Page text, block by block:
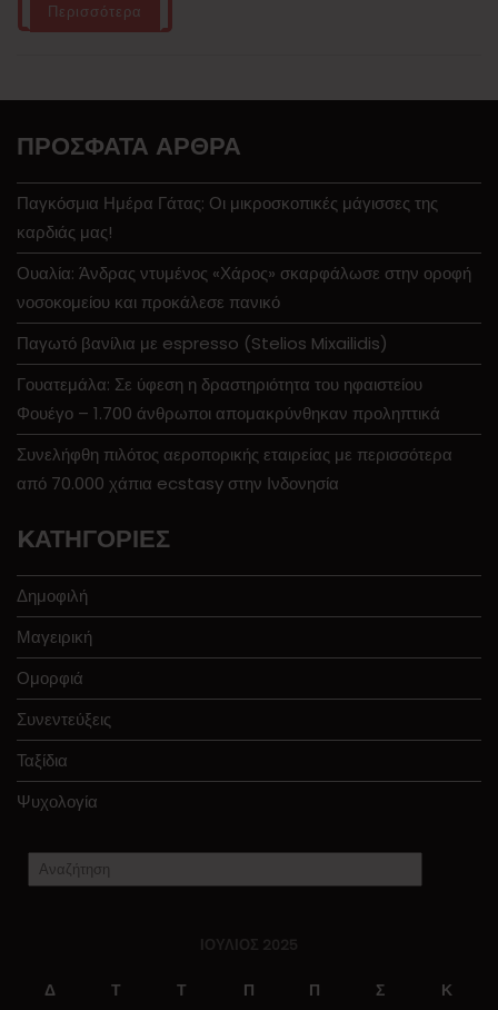
Περισσότερα
ΠΡΌΣΦΑΤΑ ΆΡΘΡΑ
Παγκόσμια Ημέρα Γάτας: Οι μικροσκοπικές μάγισσες της
καρδιάς μας!
Ουαλία: Άνδρας ντυμένος «Χάρος» σκαρφάλωσε στην οροφή
νοσοκομείου και προκάλεσε πανικό
Παγωτό βανίλια με espresso (Stelios Mixailidis)
Γουατεμάλα: Σε ύφεση η δραστηριότητα του ηφαιστείου
Φουέγο – 1.700 άνθρωποι απομακρύνθηκαν προληπτικά
Συνελήφθη πιλότος αεροπορικής εταιρείας με περισσότερα
από 70.000 χάπια ecstasy στην Ινδονησία
KΑΤΗΓΟΡΊΕΣ
Δημοφιλή
Μαγειρική
Ομορφιά
Συνεντεύξεις
Ταξίδια
Ψυχολογία
ΙΟΎΛΙΟΣ 2025
Δ Τ Τ Π Π Σ Κ